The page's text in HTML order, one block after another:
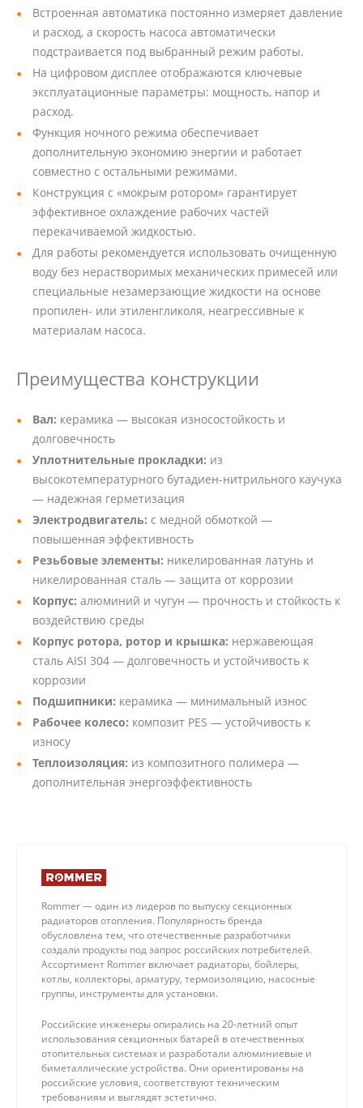
Встроенная автоматика постоянно измеряет давление
и расход, а скорость насоса автоматически
подстраивается под выбранный режим работы.
На цифровом дисплее отображаются ключевые
эксплуатационные параметры: мощность, напор и
расход.
Функция ночного режима обеспечивает
дополнительную экономию энергии и работает
совместно с остальными режимами.
Конструкция с «мокрым ротором» гарантирует
эффективное охлаждение рабочих частей
перекачиваемой жидкостью.
Для работы рекомендуется использовать очищенную
воду без нерастворимых механических примесей или
специальные незамерзающие жидкости на основе
пропилен- или этиленгликоля, неагрессивные к
материалам насоса.
Преимущества конструкции
Вал: керамика — высокая износостойкость и
долговечность
Уплотнительные прокладки: из
высокотемпературного бутадиен-нитрильного каучука
— надежная герметизация
Электродвигатель: с медной обмоткой —
повышенная эффективность
Резьбовые элементы: никелированная латунь и
никелированная сталь — защита от коррозии
Корпус: алюминий и чугун — прочность и стойкость к
воздействию среды
Корпус ротора, ротор и крышка: нержавеющая
сталь AISI 304 — долговечность и устойчивость к
коррозии
Подшипники: керамика — минимальный износ
Рабочее колесо: композит PES — устойчивость к
износу
Теплоизоляция: из композитного полимера —
дополнительная энергоэффективность
Rommer — один из лидеров по выпуску секционных
радиаторов отопления. Популярность бренда
обусловлена тем, что отечественные разработчики
создали продукты под запрос российских потребителей.
Ассортимент Rommer включает радиаторы, бойлеры,
котлы, коллекторы, арматуру, термоизоляцию, насосные
группы, инструменты для установки.
Российские инженеры опирались на 20-летний опыт
использования секционных батарей в отечественных
отопительных системах и разработали алюминиевые и
биметаллические устройства. Они ориентированы на
российские условия, соответствуют техническим
требованиям и выглядят эстетично.